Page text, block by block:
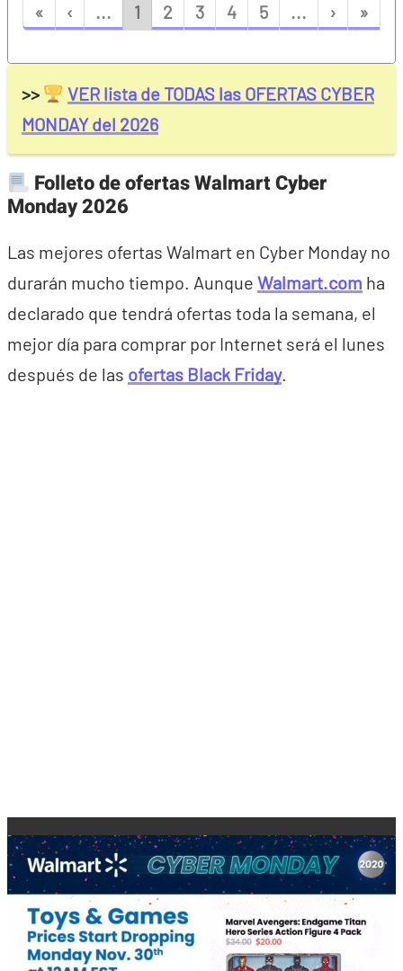
« ‹ ... 1 2 3 4 5 ... › »
>>
VER lista de TODAS las OFERTAS CYBER
MONDAY del 2026
Folleto de ofertas Walmart Cyber
Monday 2026
Las mejores ofertas Walmart en Cyber Monday no
durarán mucho tiempo. Aunque Walmart.com ha
declarado que tendrá ofertas toda la semana, el
mejor día para comprar por Internet será el lunes
después de las ofertas Black Friday.